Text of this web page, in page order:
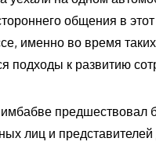
общения в
именно во время
подходы к развитию
лиц и